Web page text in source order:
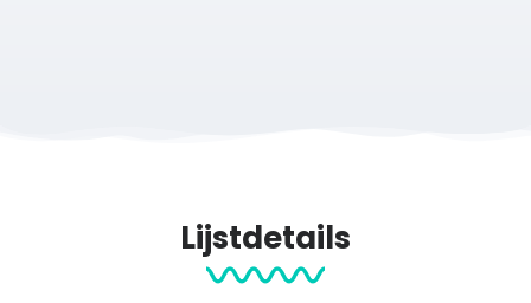
structuur (maat S en M) en een matte afwerking, om schitteringen
De posters zijn beschikbaar in de volgende maten:
Lijstdetails